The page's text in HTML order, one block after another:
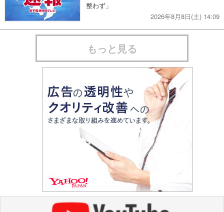
整わず」
2026年8月8日(土) 14:09
もっと見る